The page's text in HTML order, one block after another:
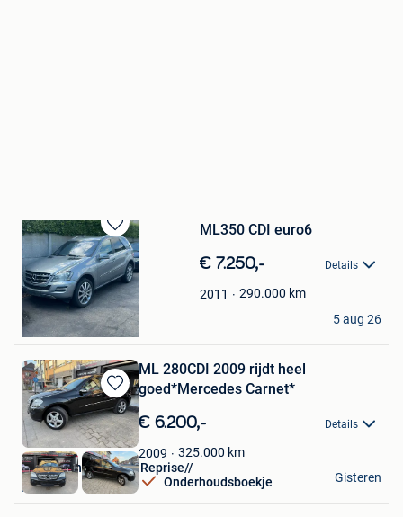
Bewaren
in
Mijn
Favorieten
ML350 CDI euro6
€ 7.250,- Details
2011 290.000 km
mercedes
Genk
5 aug 26
Bewaren
in
Mijn
Favorieten
ML 280CDI 2009 rijdt heel
goed*Mercedes Carnet*
€ 6.200,- Details
2009 325.000 km
Onderhoudsboekje
AUTO/Achat Vendre Reprise//
Asse
Gisteren